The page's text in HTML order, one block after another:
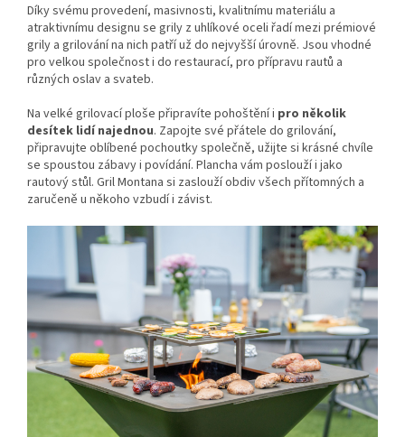
Díky svému provedení, masivnosti, kvalitnímu materiálu a
atraktivnímu designu se grily z uhlíkové oceli řadí mezi prémiové
grily a grilování na nich patří už do nejvyšší úrovně. Jsou vhodné
pro velkou společnost i do restaurací, pro přípravu rautů a
různých oslav a svateb.
Na velké grilovací ploše připravíte pohoštění i pro několik
desítek lidí najednou. Zapojte své přátele do grilování,
připravujte oblíbené pochoutky společně, užijte si krásné chvíle
se spoustou zábavy i povídání. Plancha vám poslouží i jako
rautový stůl. Gril Montana si zaslouží obdiv všech přítomných a
zaručeně u někoho vzbudí i závist.